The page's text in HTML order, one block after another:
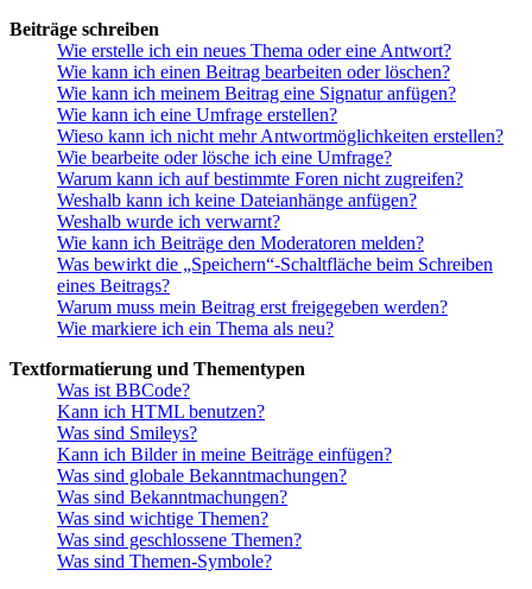
Beiträge schreiben
Wie erstelle ich ein neues Thema oder eine Antwort?
Wie kann ich einen Beitrag bearbeiten oder löschen?
Wie kann ich meinem Beitrag eine Signatur anfügen?
Wie kann ich eine Umfrage erstellen?
Wieso kann ich nicht mehr Antwortmöglichkeiten erstellen?
Wie bearbeite oder lösche ich eine Umfrage?
Warum kann ich auf bestimmte Foren nicht zugreifen?
Weshalb kann ich keine Dateianhänge anfügen?
Weshalb wurde ich verwarnt?
Wie kann ich Beiträge den Moderatoren melden?
Was bewirkt die „Speichern“-Schaltfläche beim Schreiben
eines Beitrags?
Warum muss mein Beitrag erst freigegeben werden?
Wie markiere ich ein Thema als neu?
Textformatierung und Thementypen
Was ist BBCode?
Kann ich HTML benutzen?
Was sind Smileys?
Kann ich Bilder in meine Beiträge einfügen?
Was sind globale Bekanntmachungen?
Was sind Bekanntmachungen?
Was sind wichtige Themen?
Was sind geschlossene Themen?
Was sind Themen-Symbole?